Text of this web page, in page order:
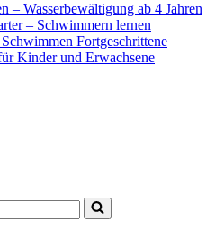
– Wasserbewältigung ab 4 Jahren
– Schwimmern lernen
Fortgeschrittene
Kinder und Erwachsene